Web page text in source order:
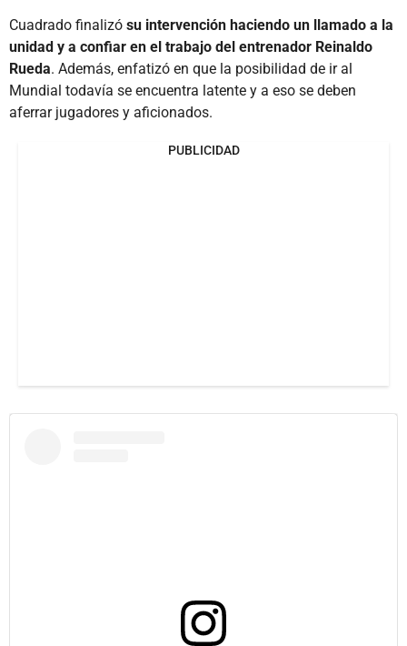
Cuadrado finalizó su intervención haciendo un llamado a la
unidad y a confiar en el trabajo del entrenador Reinaldo
Rueda. Además, enfatizó en que la posibilidad de ir al
Mundial todavía se encuentra latente y a eso se deben
aferrar jugadores y aficionados.
PUBLICIDAD